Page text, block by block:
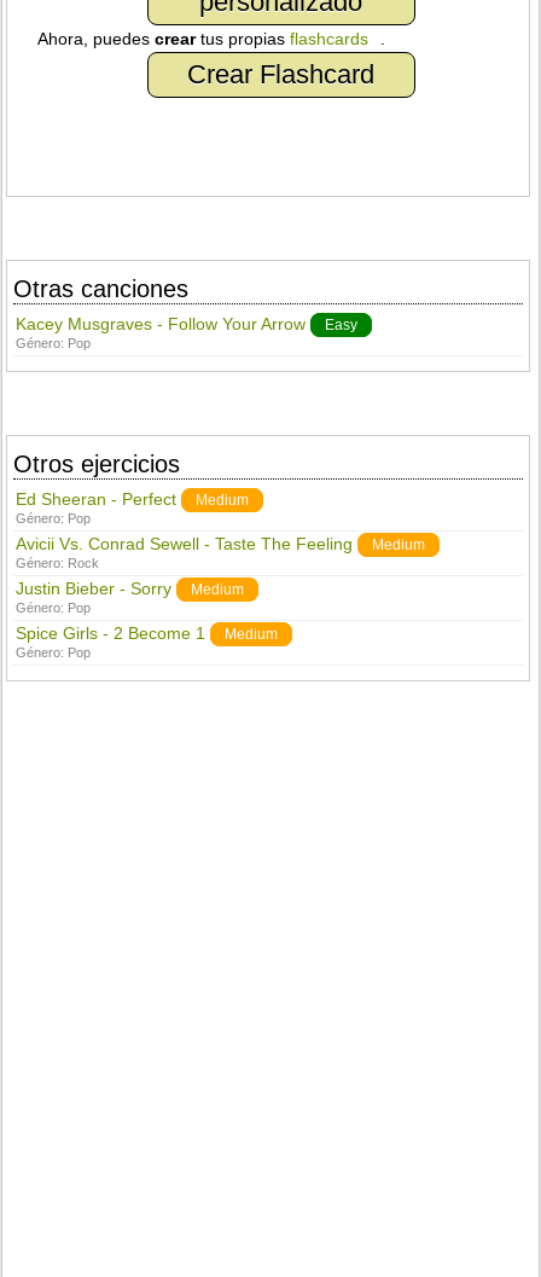
Ahora, puedescreartus propiasflashcards
Crear Flashcard
Otras canciones
Kacey Musgraves - Follow Your Arrow Easy
Género: Pop
Otros ejercicios
Ed Sheeran - Perfect Medium
Género: Pop
Avicii Vs. Conrad Sewell - Taste The Feeling Medium
Género: Rock
Justin Bieber - Sorry Medium
Género: Pop
Spice Girls - 2 Become 1 Medium
Género: Pop